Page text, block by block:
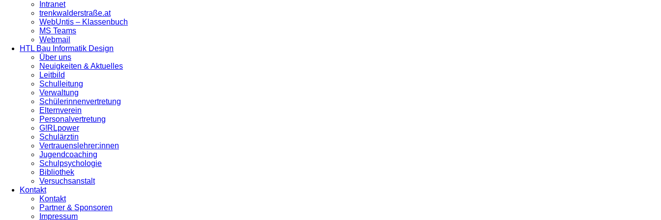
Intranet
trenkwalderstraße.at
WebUntis – Klassenbuch
MS Teams
Webmail
HTL Bau Informatik Design
Über uns
Neuigkeiten & Aktuelles
Leitbild
Schulleitung
Verwaltung
Schülerinnenvertretung
Elternverein
Personalvertretung
G!RLpower
Schulärztin
Vertrauenslehrer:innen
Jugendcoaching
Schulpsychologie
Bibliothek
Versuchsanstalt
Kontakt
Kontakt
Partner & Sponsoren
Impressum